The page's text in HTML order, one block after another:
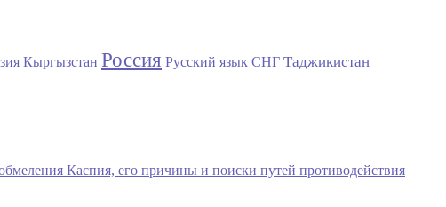
Кыргызстан Россия Русский язык СНГ Таджикистан
Каспия, его причины и поиски путей противодействия